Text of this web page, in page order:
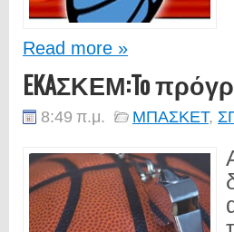
Read more »
EKAΣΚΕΜ:To
8:49 π.μ. ΜΠΑΣΚΕΤ,